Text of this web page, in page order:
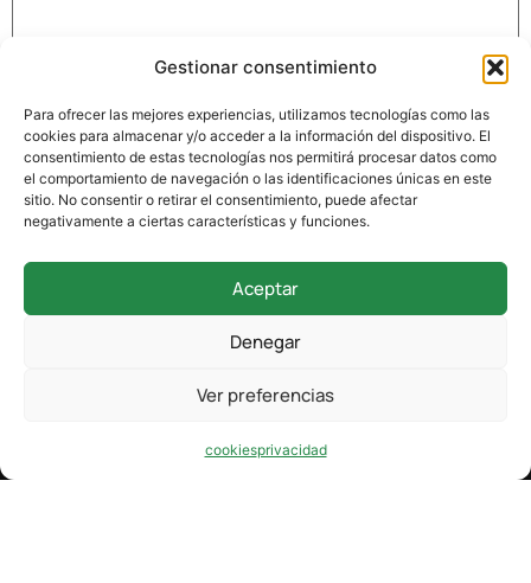
Gestionar consentimiento
Para ofrecer las mejores experiencias, utilizamos tecnologías como las
cookies para almacenar y/o acceder a la información del dispositivo. El
consentimiento de estas tecnologías nos permitirá procesar datos como
el comportamiento de navegación o las identificaciones únicas en este
sitio. No consentir o retirar el consentimiento, puede afectar
negativamente a ciertas características y funciones.
Aceptar
Denegar
Ver preferencias
cookiesprivacidad
navegador para la próxima vez que comente.
La Llanilla, 102, 39012 Santander, Cantabria